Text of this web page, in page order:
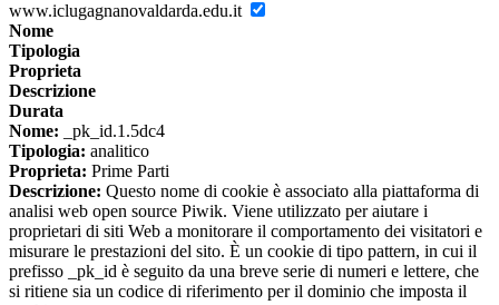
www.iclugagnanovaldarda.edu.it
Nome
Tipologia
Proprieta
Descrizione
Durata
Nome: _pk_id.1.5dc4
Tipologia: analitico
Proprieta: Prime Parti
Descrizione: Questo nome di cookie è associato alla piattaforma di
analisi web open source Piwik. Viene utilizzato per aiutare i
proprietari di siti Web a monitorare il comportamento dei visitatori e
misurare le prestazioni del sito. È un cookie di tipo pattern, in cui il
prefisso _pk_id è seguito da una breve serie di numeri e lettere, che
si ritiene sia un codice di riferimento per il dominio che imposta il